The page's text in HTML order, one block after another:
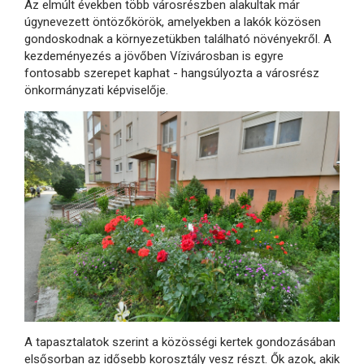
Az elmúlt években több városrészben alakultak már
úgynevezett öntözőkörök, amelyekben a lakók közösen
gondoskodnak a környezetükben található növényekről. A
kezdeményezés a jövőben Vízivárosban is egyre
fontosabb szerepet kaphat - hangsúlyozta a városrész
önkormányzati képviselője.
A tapasztalatok szerint a közösségi kertek gondozásában
elsősorban az idősebb korosztály vesz részt. Ők azok, akik